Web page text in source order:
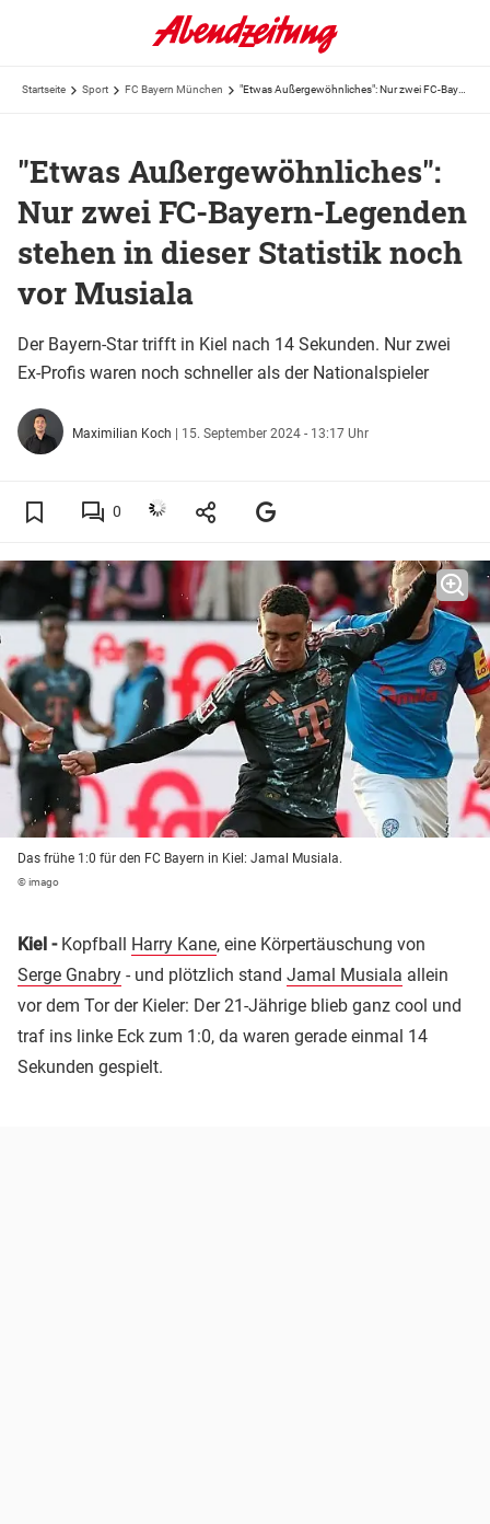
Startseite Sport FC Bayern München
"Etwas Außergewöhnliches":
Nur zwei FC-Bayern-Legenden
stehen in dieser Statistik noch
vor Musiala
Der Bayern-Star trifft in Kiel nach 14 Sekunden. Nur zwei
Ex-Profis waren noch schneller als der Nationalspieler
Maximilian Koch | 15. September 2024 - 13:17 Uhr
0
Das frühe 1:0 für den FC Bayern in Kiel: Jamal Musiala.
© imago
Kiel -Kopfball Harry Kane, eine Körpertäuschung von
Serge Gnabry - und plötzlich stand Jamal Musiala allein
vor dem Tor der Kieler: Der 21-Jährige blieb ganz cool und
traf ins linke Eck zum 1:0, da waren gerade einmal 14
Sekunden gespielt.